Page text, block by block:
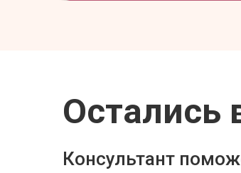
Остались
Консультант